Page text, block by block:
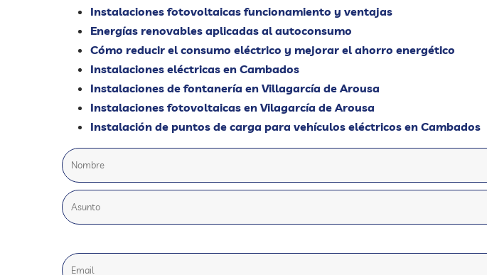
Instalaciones fotovoltaicas funcionamiento y ventajas
Energías renovables aplicadas al autoconsumo
Cómo reducir el consumo eléctrico y mejorar el ahorro energético
Instalaciones eléctricas en Cambados
Instalaciones de fontanería en Villagarcía de Arousa
Instalaciones fotovoltaicas en Vilagarcía de Arousa
Instalación de puntos de carga para vehículos eléctricos en Cambados